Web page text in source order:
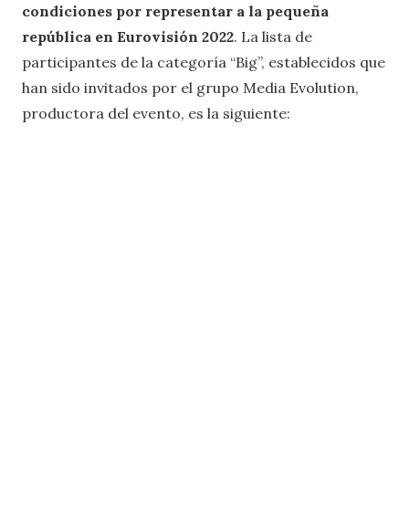
condiciones por representar a la pequeña
república en Eurovisión 2022. La lista de
participantes de la categoría “Big”, establecidos que
han sido invitados por el grupo Media Evolution,
productora del evento, es la siguiente: